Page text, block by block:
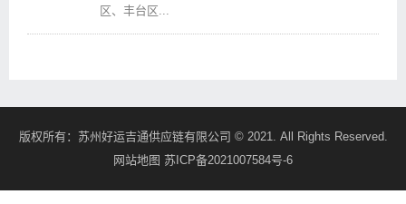
区、丰台区...
版权所有： 苏州好运吉通供应链有限公司 © 2021. All Rights Reserved.
网站地图 苏ICP备2021007584号-6